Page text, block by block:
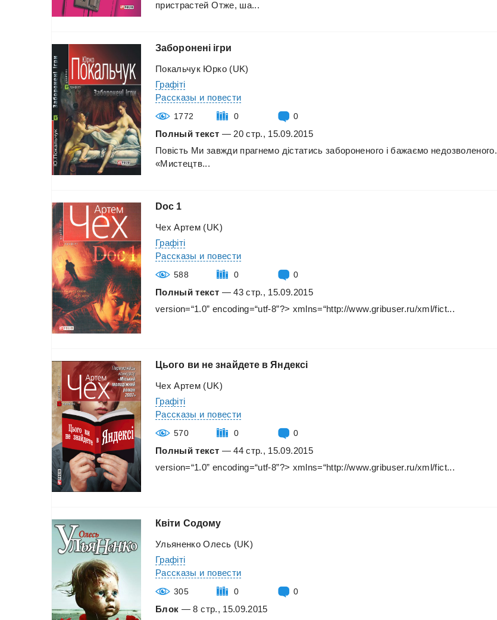
пристрастей Отже, ша...
Заборонені ігри
Покальчук Юрко (UK)
Графіті
Рассказы и повести
1772 0 0
Полный текст — 20 стр., 15.09.2015
Повість Ми завжди прагнемо дістатись забороненого і бажаємо недозволеного.
«Мистецтв...
Doc 1
Чех Артем (UK)
Графіті
Рассказы и повести
588 0 0
Полный текст — 43 стр., 15.09.2015
version=“1.0” encoding=“utf-8”?> xmlns=“http://www.gribuser.ru/xml/fict...
Цього ви не знайдете в Яндексі
Чех Артем (UK)
Графіті
Рассказы и повести
570 0 0
Полный текст — 44 стр., 15.09.2015
version=“1.0” encoding=“utf-8”?> xmlns=“http://www.gribuser.ru/xml/fict...
Квiти Содому
Ульяненко Олесь (UK)
Графіті
Рассказы и повести
305 0 0
Блок — 8 стр., 15.09.2015